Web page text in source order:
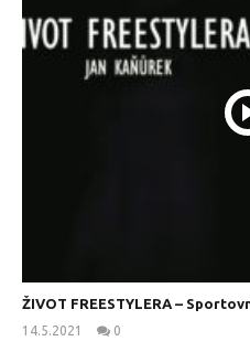
ŽIVOT FREESTYLERA –
14.5.2021
0